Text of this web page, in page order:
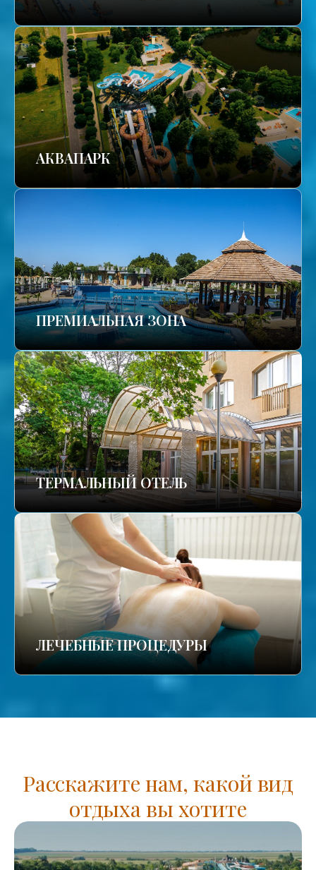
АКВАПАРК
ПРЕМИАЛЬНАЯ ЗОНА
ТЕРМАЛЬНЫЙ ОТЕЛЬ
ЛЕЧЕБНЫЕ ПРОЦЕДУРЫ
Расскажите нам, какой вид
отдыха вы хотите